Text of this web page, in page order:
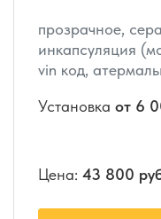
прозрачное,
инкапсуляция
vin код,
Установка от 6
Цена: 43 800